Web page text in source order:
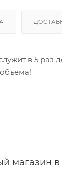
в 5
магазин